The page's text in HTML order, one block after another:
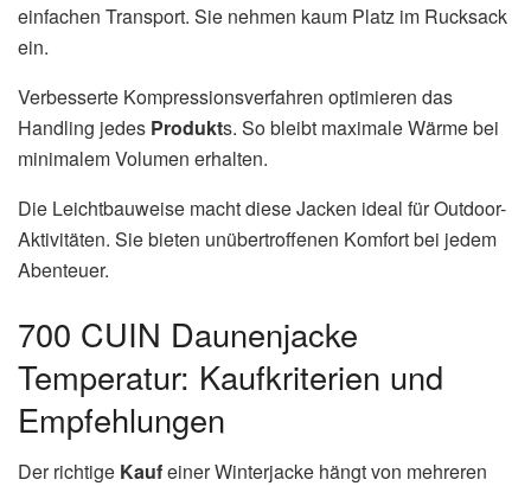
einfachen Transport. Sie nehmen kaum Platz im Rucksack
ein.
Verbesserte Kompressionsverfahren optimieren das
Handling jedes Produkts. So bleibt maximale Wärme bei
minimalem Volumen erhalten.
Die Leichtbauweise macht diese Jacken ideal für Outdoor-
Aktivitäten. Sie bieten unübertroffenen Komfort bei jedem
Abenteuer.
700 CUIN Daunenjacke
Temperatur: Kaufkriterien und
Empfehlungen
Der richtige Kaufeiner Winterjacke hängt von mehreren